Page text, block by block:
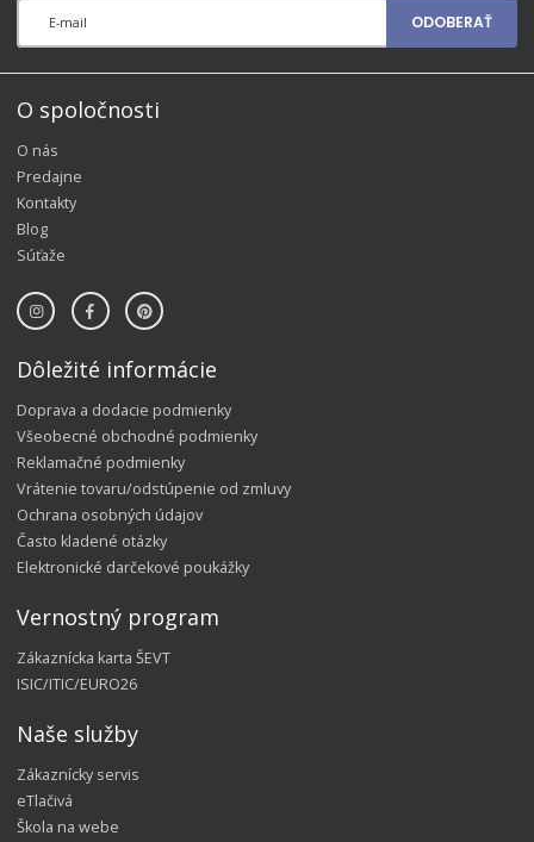
ODOBERAŤ
O spoločnosti
O nás
Predajne
Kontakty
Blog
Súťaže
Dôležité informácie
Doprava a dodacie podmienky
Všeobecné obchodné podmienky
Reklamačné podmienky
Vrátenie tovaru/odstúpenie od zmluvy
Ochrana osobných údajov
Často kladené otázky
Elektronické darčekové poukážky
Vernostný program
Zákaznícka karta ŠEVT
ISIC/ITIC/EURO26
Naše služby
Zákaznícky servis
eTlačivá
Škola na webe